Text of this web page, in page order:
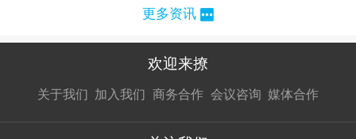
更多资讯
欢迎来撩
关于我们 加入我们
接扔简历
商务合作
接开聊
会议咨询 媒体合作
接开聊